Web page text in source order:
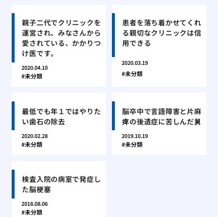
親子二代でクリニックを
運営され、みなさんから
愛されている、かかりつ
け医です。
2020.04.10
未分類
患者を落ち着かせてくれ
る親切なクリニックは信
用できる
2020.03.19
未分類
最低でも年１ではやりた
い歯石の除去
2020.02.28
未分類
脳卒中で言語障害と片麻
痺の後遺症に苦しんだ舅
2019.10.19
未分類
検査入院の病室で発症し
た脳梗塞
2018.08.06
未分類